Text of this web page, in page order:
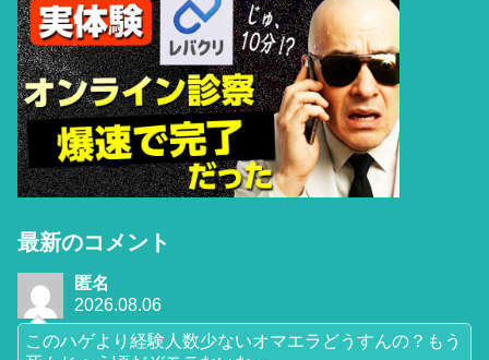
最新のコメント
匿名
2026.08.06
このハゲより経験人数少ないオマエラどうすんの？もう